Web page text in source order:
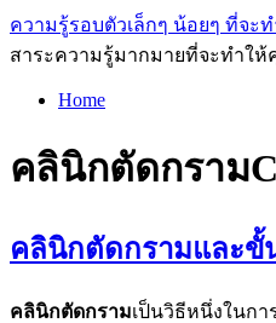
ความรู้รอบตัวเล็กๆ น้อยๆ ที่จะ
สาระความรู้มากมายที่จะทำใ
Home
คลินิกตัดกราม
คลินิกตัดกรามและขั้
คลินิกตัดกรามเป็นวิธีหนึ่งในก